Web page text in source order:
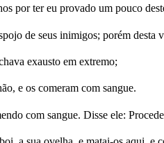
por ter eu provado um pouco
de seus inimigos; porém desta
exausto em extremo;
e os comeram com sangue.
com sangue. Disse ele: